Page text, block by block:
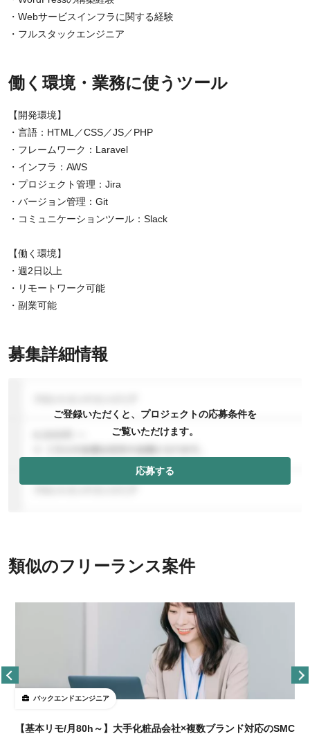
・Webサービスインフラに関する経験
・フルスタックエンジニア
働く環境・業務に使うツール
【開発環境】
・言語：HTML／CSS／JS／PHP
・フレームワーク：Laravel
・インフラ：AWS
・プロジェクト管理：Jira
・バージョン管理：Git
・コミュニケーションツール：Slack
【働く環境】
・週2日以上
・リモートワーク可能
・副業可能
募集詳細情報
ご登録いただくと、プロジェクトの応募条件を
ご覧いただけます。
応募する
類似のフリーランス案件
バックエンドエンジニア
【基本リモ/月80h～】大手化粧品会社×複数ブランド対応のSMC